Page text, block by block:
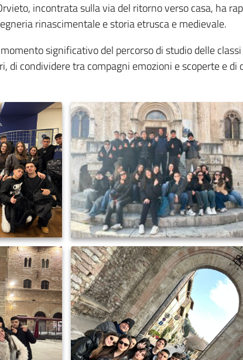
incontrata sulla via del ritorno verso casa, ha
rinascimentale e storia etrusca e medievale.
significativo del percorso di studio delle
di condividere tra compagni emozioni e scoperte e